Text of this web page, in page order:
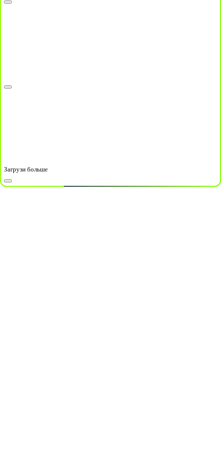
Загрузи больше